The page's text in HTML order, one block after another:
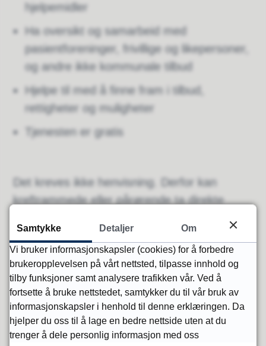
hjelpemidler
Ha oversikt og samarbeid med
pasientforeninger, frivillige og likepersoner,
og andre ikke kommunale tilbud
Hjelpe til med å finne fram i tilbud,
rettigheter og muligheter
Tjenesten er gratis
Det kreves ikke henvisning. Derfor kan
kreftrammede eller pårørende ta direkte
Henvendelser til kreftkoordinator
Dersom du ikke får kontakt på
direktenummer til kreftkoordinator kan du
også kontakte hjemmesykepleiens
vakttelefon 918 45 530. De vil formidle
Samtykke Detaljer Om
Vi bruker informasjonskapsler (cookies) for å forbedre
brukeropplevelsen på vårt nettsted, tilpasse innhold og
tilby funksjoner samt analysere trafikken vår. Ved å
fortsette å bruke nettstedet, samtykker du til vår bruk av
informasjonskapsler i henhold til denne erklæringen. Da
hjelper du oss til å lage en bedre nettside uten at du
trenger å dele personlig informasjon med oss